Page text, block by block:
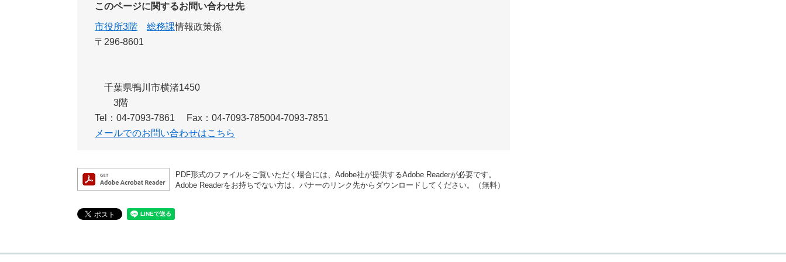
このページに関するお問い合わせ先
市役所3階 総務課情報政策係
〒296-8601
千葉県鴨川市横渚1450
3階
Tel：04-7093-7861
Fax：04-7093-785004-7093-7851
メールでのお問い合わせはこちら
PDF形式のファイルをご覧いただく場合には、Adobe社が提供するAdobe Readerが必要です。
Adobe Readerをお持ちでない方は、バナーのリンク先からダウンロードしてください。（無料）